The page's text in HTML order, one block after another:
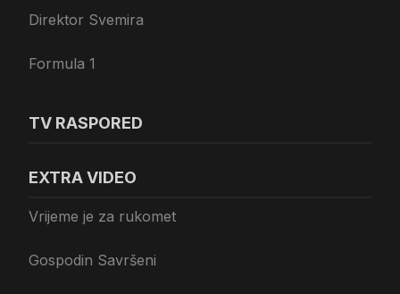
Direktor Svemira
Formula 1
TV RASPORED
EXTRA VIDEO
Vrijeme je za rukomet
Gospodin Savršeni